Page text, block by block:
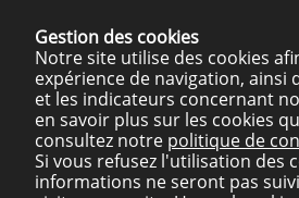
Gestion des cookies
Notre site utilise des cookies
expérience de navigation, ainsi
et les indicateurs concernant
en savoir plus sur les cookies
consultez notre politique de
Si vous refusez l'utilisation des
informations ne seront pas